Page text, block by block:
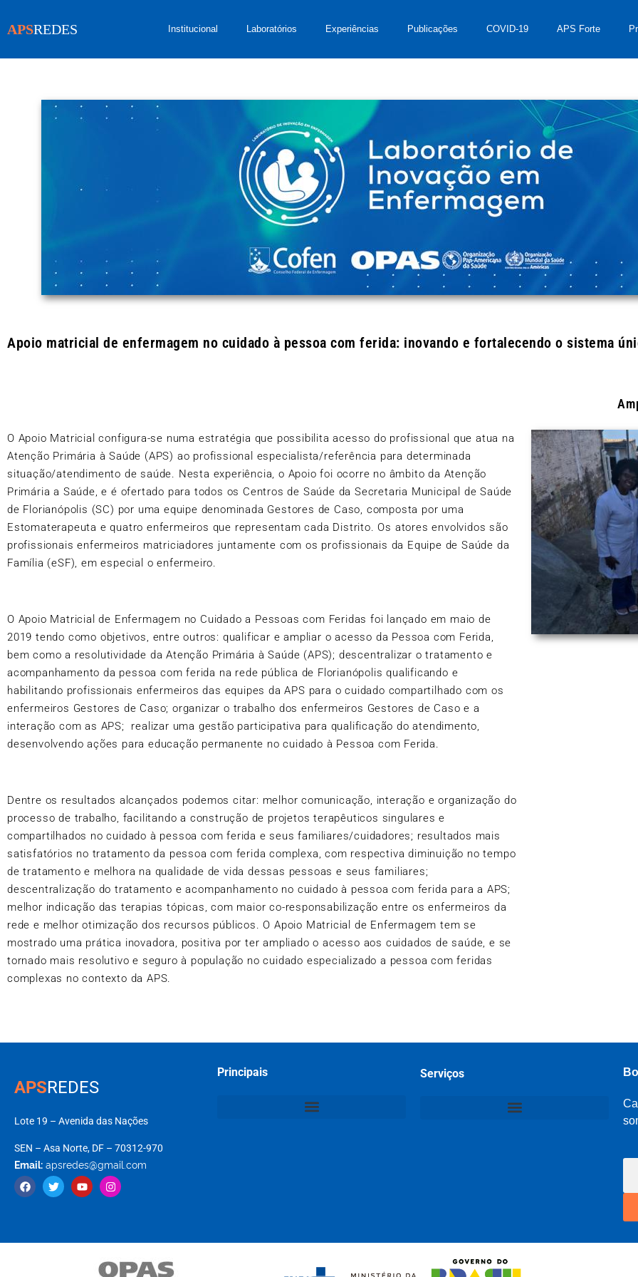
APSREDES Institucional Laboratórios Experiências Publicações COVID-19 APS Forte
Apoio matricial de enfermagem no cuidado à pessoa com ferida: inovando e fortalecendo o sistema
O Apoio Matricial configura-se numa estratégia que possibilita acesso do profissional que atua na
Atenção Primária à Saúde (APS) ao profissional especialista/referência para determinada
situação/atendimento de saúde. Nesta experiência, o Apoio foi ocorre no âmbito da Atenção
Primária a Saúde, e é ofertado para todos os Centros de Saúde da Secretaria Municipal de Saúde
de Florianópolis (SC) por uma equipe denominada Gestores de Caso, composta por uma
Estomaterapeuta e quatro enfermeiros que representam cada Distrito. Os atores envolvidos são
profissionais enfermeiros matriciadores juntamente com os profissionais da Equipe de Saúde da
Família (eSF), em especial o enfermeiro.
O Apoio Matricial de Enfermagem no Cuidado a Pessoas com Feridas foi lançado em maio de
2019 tendo como objetivos, entre outros: qualificar e ampliar o acesso da Pessoa com Ferida,
bem como a resolutividade da Atenção Primária à Saúde (APS); descentralizar o tratamento e
acompanhamento da pessoa com ferida na rede pública de Florianópolis qualificando e
habilitando profissionais enfermeiros das equipes da APS para o cuidado compartilhado com os
enfermeiros Gestores de Caso; organizar o trabalho dos enfermeiros Gestores de Caso e a
interação com as APS; realizar uma gestão participativa para qualificação do atendimento,
desenvolvendo ações para educação permanente no cuidado à Pessoa com Ferida.
Dentre os resultados alcançados podemos citar: melhor comunicação, interação e organização do
processo de trabalho, facilitando a construção de projetos terapêuticos singulares e
compartilhados no cuidado à pessoa com ferida e seus familiares/cuidadores; resultados mais
satisfatórios no tratamento da pessoa com ferida complexa, com respectiva diminuição no tempo
de tratamento e melhora na qualidade de vida dessas pessoas e seus familiares;
descentralização do tratamento e acompanhamento no cuidado à pessoa com ferida para a APS;
melhor indicação das terapias tópicas, com maior co-responsabilização entre os enfermeiros da
rede e melhor otimização dos recursos públicos. O Apoio Matricial de Enfermagem tem se
mostrado uma prática inovadora, positiva por ter ampliado o acesso aos cuidados de saúde, e se
tornado mais resolutivo e seguro à população no cuidado especializado a pessoa com feridas
complexas no contexto da APS.
APSREDES
Lote 19 – Avenida das Nações
SEN – Asa Norte, DF – 70312-970
Email: apsredes@gmail.com
Principais Serviços